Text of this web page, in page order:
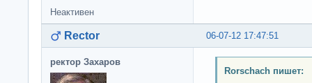
Неактивен
06-07-12 17:47:51
Rector
ректор Захаров
Rorschach пишет: